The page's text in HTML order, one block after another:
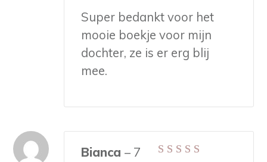
Super bedankt voor het
mooie boekje voor mijn
dochter, ze is er erg blij
mee.
Bianca– 7